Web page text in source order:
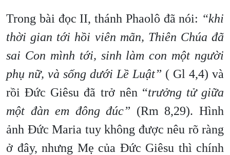
Trong bài đọc II, thánh Phaolô đã nói: “khi
thời gian tới hồi viên mãn, Thiên Chúa đã
sai Con mình tới, sinh làm con một người
phụ nữ, và sống dưới Lề Luật” ( Gl 4,4) và
rồi Đức Giêsu đã trở nên “trưởng tử giữa
một đàn em đông đúc” (Rm 8,29). Hình
ảnh Đức Maria tuy không được nêu rõ ràng
ở đây, nhưng Mẹ của Đức Giêsu thì chính